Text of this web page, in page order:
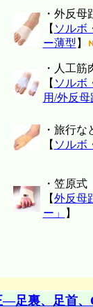
・外反
【 ソルボ
ー薄型 】
・人工筋
【 ソルボ
用/外反
・旅行な
【 ソルボ
・笠原式
【外反母
ー」
】
―足裏、足首